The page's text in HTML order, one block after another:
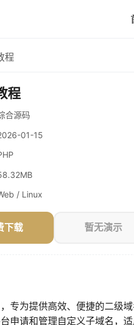
程
程
合源码
01-15
/ Linux
下载 暂无演示
专为提供高效、便捷的二级
申请和管理自定义子域名，